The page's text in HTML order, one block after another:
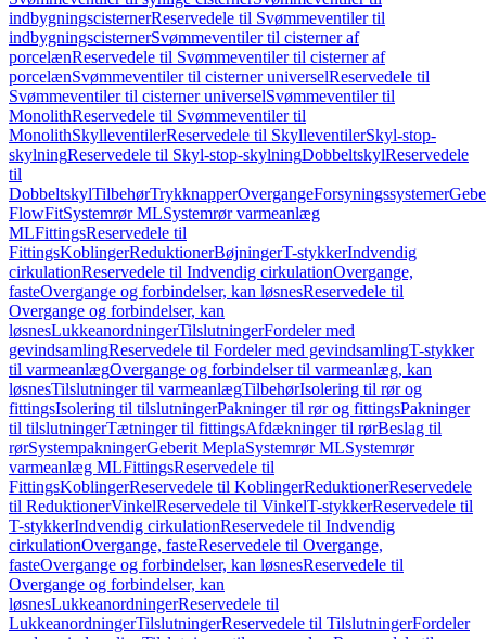
indbygningscisternerReservedele til Svømmeventiler til
indbygningscisternerSvømmeventiler til cisterner af
porcelænReservedele til Svømmeventiler til cisterner af
porcelænSvømmeventiler til cisterner universelReservedele til
Svømmeventiler til cisterner universelSvømmeventiler til
MonolithReservedele til Svømmeventiler til
MonolithSkylleventilerReservedele til SkylleventilerSkyl-stop-
skylningReservedele til Skyl-stop-skylningDobbeltskylReservedele
til
DobbeltskylTilbehørTrykknapperOvergangeForsyningssystemer
FlowFitSystemrør MLSystemrør varmeanlæg
MLFittingsReservedele til
FittingsKoblingerReduktionerBøjningerT-stykkerIndvendig
cirkulationReservedele til Indvendig cirkulationOvergange,
fasteOvergange og forbindelser, kan løsnesReservedele til
Overgange og forbindelser, kan
løsnesLukkeanordningerTilslutningerFordeler med
gevindsamlingReservedele til Fordeler med gevindsamlingT-stykker
til varmeanlægOvergange og forbindelser til varmeanlæg, kan
løsnesTilslutninger til varmeanlægTilbehørIsolering til rør og
fittingsIsolering til tilslutningerPakninger til rør og fittingsPakninger
til tilslutningerTætninger til fittingsAfdækninger til rørBeslag til
rørSystempakningerGeberit MeplaSystemrør MLSystemrør
varmeanlæg MLFittingsReservedele til
FittingsKoblingerReservedele til KoblingerReduktionerReservedele
til ReduktionerVinkelReservedele til VinkelT-stykkerReservedele til
T-stykkerIndvendig cirkulationReservedele til Indvendig
cirkulationOvergange, fasteReservedele til Overgange,
fasteOvergange og forbindelser, kan løsnesReservedele til
Overgange og forbindelser, kan
løsnesLukkeanordningerReservedele til
LukkeanordningerTilslutningerReservedele til TilslutningerFordeler